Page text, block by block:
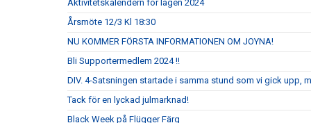
Aktivitetskalendern för lagen 2024
Årsmöte 12/3 Kl 18:30
NU KOMMER FÖRSTA INFORMATIONEN OM JOYNA!
Bli Supportermedlem 2024 !!
DIV. 4-Satsningen startade i samma stund som vi gick upp,
Tack för en lyckad julmarknad!
Black Week på Flügger Färg